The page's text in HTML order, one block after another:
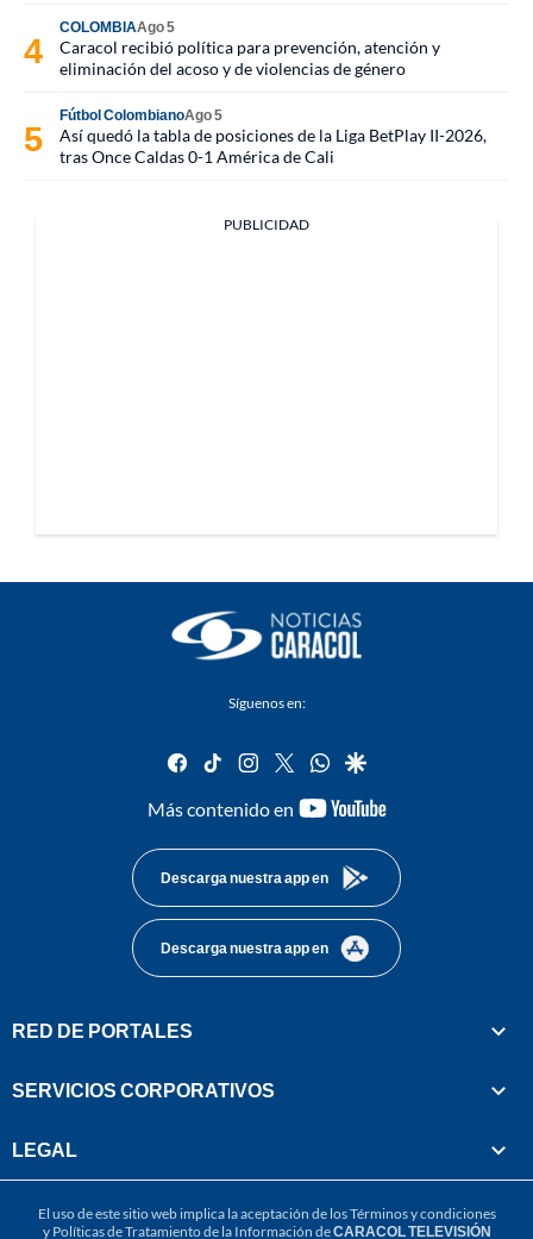
COLOMBIAAgo 5
Caracol recibió política para prevención, atención y
eliminación del acoso y de violencias de género
Fútbol ColombianoAgo 5
Así quedó la tabla de posiciones de la Liga BetPlay II-2026,
tras Once Caldas 0-1 América de Cali
PUBLICIDAD
Síguenos en:
facebook
tiktok instagram
twitterwhatsapp
google
Más contenido en
youtube-
Descarga nuestra app en
Descarga nuestra app en
RED DE PORTALES
SERVICIOS CORPORATIVOS
LEGAL
El uso de este sitio web implica la aceptación de losTérminos y condiciones
y Políticas de Tratamiento de la Información deCARACOL TELEVISIÓN